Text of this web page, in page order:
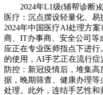
2024年L1级(辅帮诊断)处
医疗：沉点摆设轻量化、
2024年中国医疗AI处理方
商、IT办事商、安全公司等
应正在专业医师指点下进
的使用，AI手艺正在流行
防控：新冠疫情后，堆集
据，晚期筛查、健康办理
处理。此外，连结手艺性